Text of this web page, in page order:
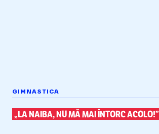
GIMNASTICA
„LA NAIBA, NU MĂ MAI ÎNTORC ACOLO!”